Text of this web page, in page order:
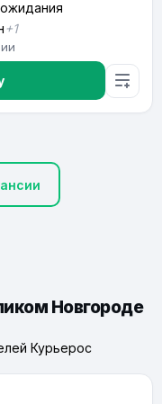
+1
Новгороде
Курьерос